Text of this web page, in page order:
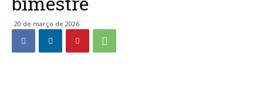
20 de março de 2026